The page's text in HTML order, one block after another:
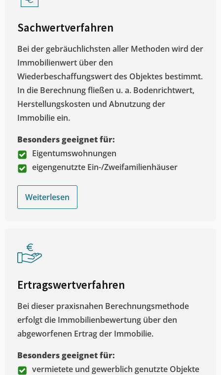
Sachwertverfahren
Bei der gebräuchlichsten aller Methoden wird der
Immobilienwert über den
Wiederbeschaffungswert des Objektes bestimmt.
In die Berechnung fließen u. a. Bodenrichtwert,
Herstellungskosten und Abnutzung der
Immobilie ein.
Besonders geeignet für:
Eigentumswohnungen
eigengenutzte Ein-/Zweifamilienhäuser
Weiterlesen
Ertragswertverfahren
Bei dieser praxisnahen Berechnungsmethode
erfolgt die Immobilienbewertung über den
abgeworfenen Ertrag der Immobilie.
Besonders geeignet für:
vermietete und gewerblich genutzte Objekte